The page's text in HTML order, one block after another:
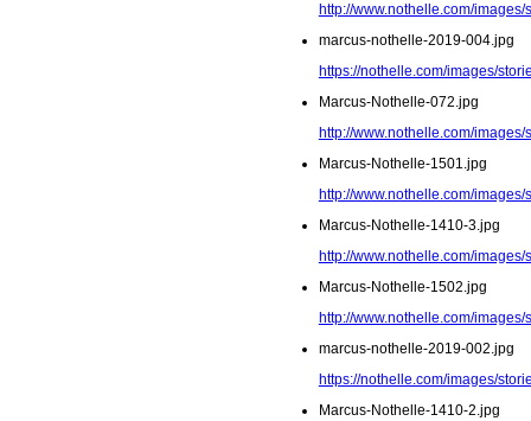
http://www.nothelle.com/
marcus-nothelle-2019-004.jpg
https://nothelle.com/images/
Marcus-Nothelle-072.jpg
http://www.nothelle.com/
Marcus-Nothelle-1501.jpg
http://www.nothelle.com/
Marcus-Nothelle-1410-3.jpg
http://www.nothelle.com/
Marcus-Nothelle-1502.jpg
http://www.nothelle.com/
marcus-nothelle-2019-002.jpg
https://nothelle.com/images/
Marcus-Nothelle-1410-2.jpg